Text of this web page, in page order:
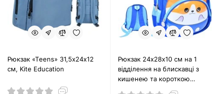
Рюкзак «Тeens» 31,5х24х12
см, Kite Education
Рюкзак 24х28х10 см на 1
відділення на блискавці з
кишенею та короткою